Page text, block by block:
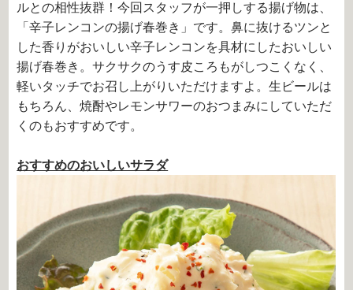
ルとの相性抜群！今回スタッフが一押しする揚げ物は、
「辛子レンコンの揚げ春巻き」です。鼻に抜けるツンと
した香りがおいしい辛子レンコンを具材にしたおいしい
揚げ春巻き。サクサクのうす皮ころもがしつこくなく、
軽いタッチでお召し上がりいただけますよ。生ビールは
もちろん、焼酎やレモンサワーのおつまみにしていただ
くのもおすすめです。
おすすめのおいしいサラダ